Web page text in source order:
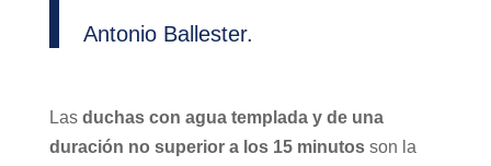
Antonio Ballester.
Las duchas con agua templada y de una
duración no superior a los 15 minutosson la